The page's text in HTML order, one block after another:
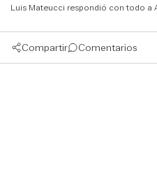
Luis Mateucci respondió con todo a
Compartir Comentarios